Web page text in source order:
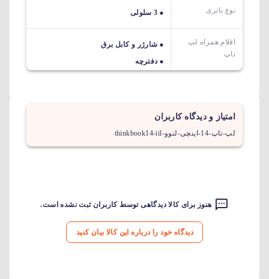
نوع باتری 3 سلولی
اقلام همراه لپ
تاپ
شارژر و کابل برق
دفترچه
امتیاز و دیدگاه کاربران
لپ-تاپ-14-اینچی-لنوو-thinkbook14-iil
هنوز برای کالا دیدگاهی توسط کاربران ثبت نشده است.
دیدگاه خود را درباره این کالا بیان کنید